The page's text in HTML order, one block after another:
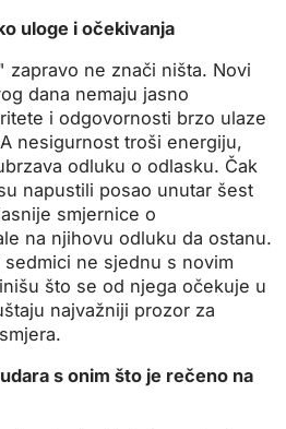
uloge i očekivanja
zapravo ne znači ništa. Novi
dana nemaju jasno
i odgovornosti brzo ulaze
nesigurnost troši energiju,
odluku o odlasku. Čak
napustili posao unutar šest
smjernice o
na njihovu odluku da ostanu.
ne sjednu s novim
što se od njega očekuje u
najvažniji prozor za
s onim što je rečeno na